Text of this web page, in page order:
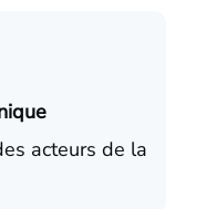
acteurs de la